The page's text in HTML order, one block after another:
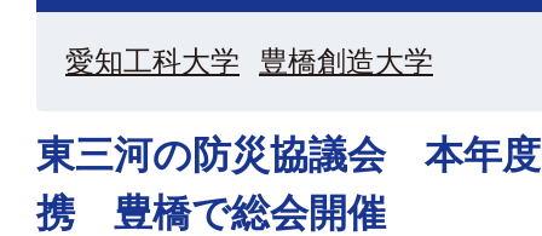
愛知工科大学 豊橋創造大学
東三河の防災協議会 本年
携 豊橋で総会開催